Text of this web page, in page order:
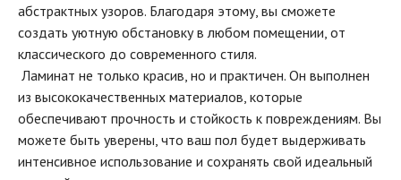
абстрактных узоров. Благодаря этому, вы сможете
создать уютную обстановку в любом помещении, от
классического до современного стиля.
Ламинат не только красив, но и практичен. Он выполнен
из высококачественных материалов, которые
обеспечивают прочность и стойкость к повреждениям. Вы
можете быть уверены, что ваш пол будет выдерживать
интенсивное использование и сохранять свой идеальный